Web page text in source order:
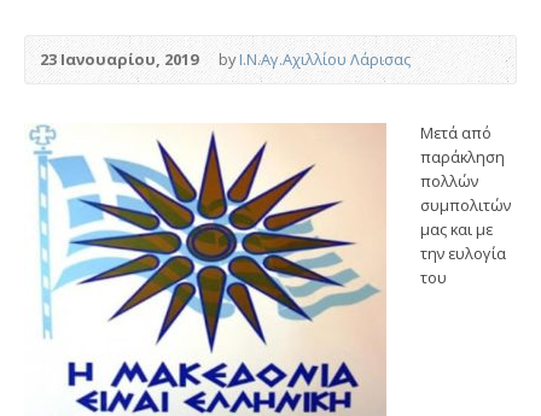
23 Ιανουαρίου, 2019 byΙ.Ν.Αγ.Αχιλλίου Λάρισας
Μετά από
παράκληση
πολλών
συμπολιτών
μας και με
την ευλογία
του